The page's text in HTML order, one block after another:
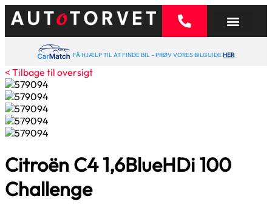
FÅ HJÆLP TIL AT FINDE BIL – PRØV VORES BILGUIDEHER
< Tilbage til oversigt
Citroën C41,6BlueHDi 100
Challenge